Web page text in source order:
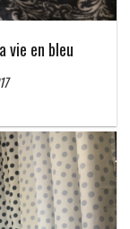
vie en bleu